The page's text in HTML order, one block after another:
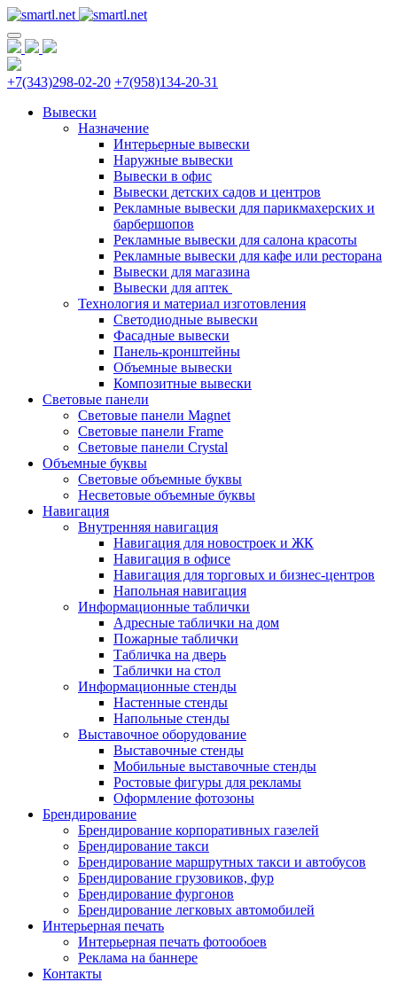
+7(343)298-02-20 +7(958)134-20-31
Вывески
Назначение
Интерьерные вывески
Наружные вывески
Вывески в офис
Вывески детских садов и центров
Рекламные вывески для парикмахерских и
барбершопов
Рекламные вывески для салона красоты
Рекламные вывески для кафе или ресторана
Вывески для магазина
Вывески для аптек
Технология и материал изготовления
Светодиодные вывески
Фасадные вывески
Панель-кронштейны
Объемные вывески
Композитные вывески
Световые панели
Световые панели Magnet
Световые панели Frame
Световые панели Crystal
Объемные буквы
Световые объемные буквы
Несветовые объемные буквы
Навигация
Внутренняя навигация
Навигация для новостроек и ЖК
Навигация в офисе
Навигация для торговых и бизнес-центров
Напольная навигация
Информационные таблички
Адресные таблички на дом
Пожарные таблички
Табличка на дверь
Таблички на стол
Информационные стенды
Настенные стенды
Напольные стенды
Выставочное оборудование
Выставочные стенды
Мобильные выставочные стенды
Ростовые фигуры для рекламы
Оформление фотозоны
Брендирование
Брендирование корпоративных газелей
Брендирование такси
Брендирование маршрутных такси и автобусов
Брендирование грузовиков, фур
Брендирование фургонов
Брендирование легковых автомобилей
Интерьерная печать
Интерьерная печать фотообоев
Реклама на баннере
Контакты